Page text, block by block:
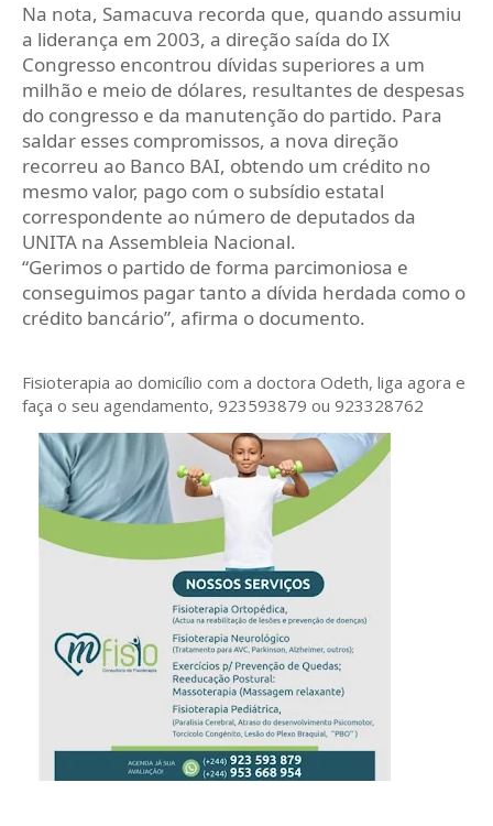
Na nota, Samacuva recorda que, quando assumiu
a liderança em 2003, a direção saída do IX
Congresso encontrou dívidas superiores a um
milhão e meio de dólares, resultantes de despesas
do congresso e da manutenção do partido. Para
saldar esses compromissos, a nova direção
recorreu ao Banco BAI, obtendo um crédito no
mesmo valor, pago com o subsídio estatal
correspondente ao número de deputados da
UNITA na Assembleia Nacional.
“Gerimos o partido de forma parcimoniosa e
conseguimos pagar tanto a dívida herdada como o
crédito bancário”, afirma o documento.
Fisioterapia ao domicílio com a doctora Odeth, liga agora e
faça o seu agendamento, 923593879 ou 923328762